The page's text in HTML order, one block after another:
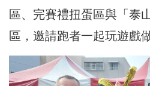
區、完賽禮扭蛋區與「泰
區，邀請跑者一起玩遊戲